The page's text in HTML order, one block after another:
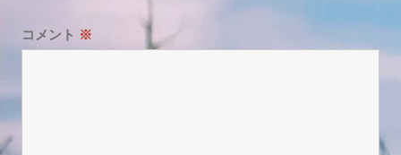
コメント ※